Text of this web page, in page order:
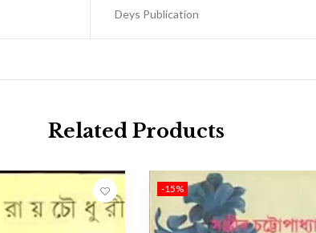
Deys Publication
Related Products
-15%